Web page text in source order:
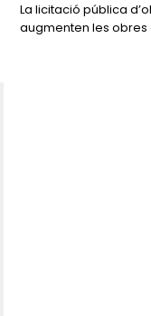
La licitació pública
augmenten les